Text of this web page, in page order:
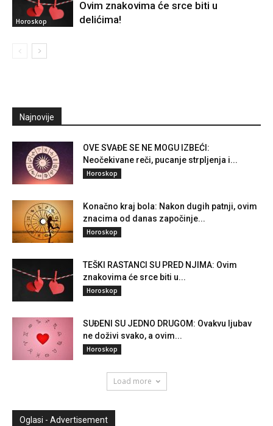
Horoskop
Ovim znakovima će srce biti u
delićima!
Najnovije
OVE SVAĐE SE NE MOGU IZBEĆI:
Neočekivane reči, pucanje strpljenja i...
Horoskop
Konačno kraj bola: Nakon dugih patnji, ovim
znacima od danas započinje...
Horoskop
TEŠKI RASTANCI SU PRED NJIMA: Ovim
znakovima će srce biti u...
Horoskop
SUĐENI SU JEDNO DRUGOM: Ovakvu ljubav
ne doživi svako, a ovim...
Horoskop
Load more
Oglasi - Advertisement